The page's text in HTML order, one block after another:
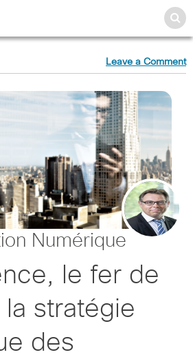
Leave a Comment
Numérique
le fer de
la stratégie
des